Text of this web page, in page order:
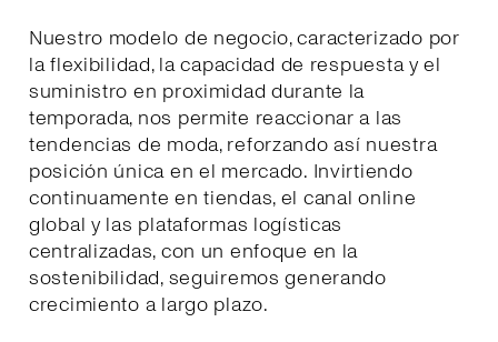
Nuestro modelo de negocio, caracterizado por
la flexibilidad, la capacidad de respuesta y el
suministro en proximidad durante la
temporada, nos permite reaccionar a las
tendencias de moda, reforzando así nuestra
posición única en el mercado. Invirtiendo
continuamente en tiendas, el canal online
global y las plataformas logísticas
centralizadas, con un enfoque en la
sostenibilidad, seguiremos generando
crecimiento a largo plazo.